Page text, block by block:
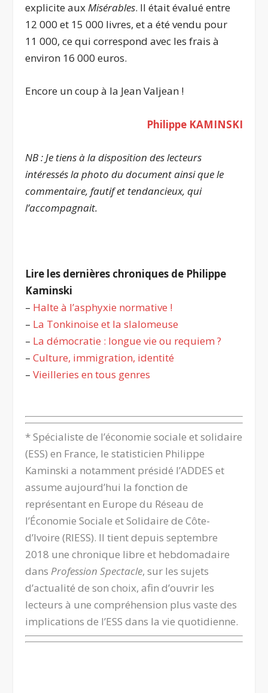
explicite auxMisérables. Il était évalué entre
12 000 et 15 000 livres, et a été vendu pour
11 000, ce qui correspond avec les frais à
environ 16 000 euros.
Encore un coup à la Jean Valjean !
Philippe KAMINSKI
NB : Je tiens à la disposition des lecteurs
intéressés la photo du document ainsi que le
commentaire, fautif et tendancieux, qui
l’accompagnait.
Lire les dernières chroniques de Philippe
Kaminski
– Halte à l’asphyxie normative !
– La Tonkinoise et la slalomeuse
– La démocratie : longue vie ou requiem ?
–Culture, immigration, identité
–Vieilleries en tous genres
* Spécialiste de l’économie sociale et solidaire
(ESS) en France, le statisticien Philippe
Kaminski a notamment présidé l’ADDES et
assume aujourd’hui la fonction de
représentant en Europe du Réseau de
l’Économie Sociale et Solidaire de Côte-
d’Ivoire (RIESS). Il tient depuis septembre
2018 une chronique libre et hebdomadaire
dans Profession Spectacle, sur les sujets
d’actualité de son choix, afin d’ouvrir les
lecteurs à une compréhension plus vaste des
implications de l’ESS dans la vie quotidienne.